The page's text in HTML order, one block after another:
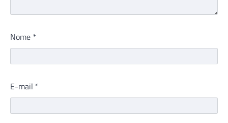
Nome *
E-mail *